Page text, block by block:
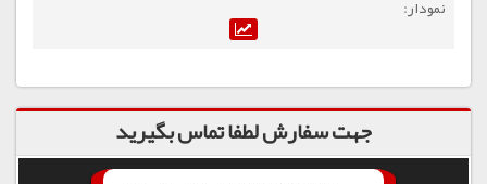
جهت سفارش لطفا تماس بگیرید